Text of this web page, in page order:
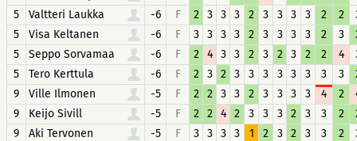
5
Valtteri Laukka -6 F 2 3 3 3 2 3 3 3 3 2 2
5
Visa Keltanen -6 F 3 3 3 3 2 3 3 3 3 2 3
5
Seppo Sorvamaa -6 F 2 4 3 3 2 3 2 3 2 2 4
5
Tero Kerttula -6 F 2 3 2 3 3 3 3 3 3 3 3
9
Ville Ilmonen -5 F 2 2 3 3 2 3 3 3 3 4 2
9
Keijo Sivill -5 F 2 2 4 2 3 3 3 2 3 3 2
9
Aki Tervonen -5 F 3 3 3 3 1 2 3 2 3 3 2